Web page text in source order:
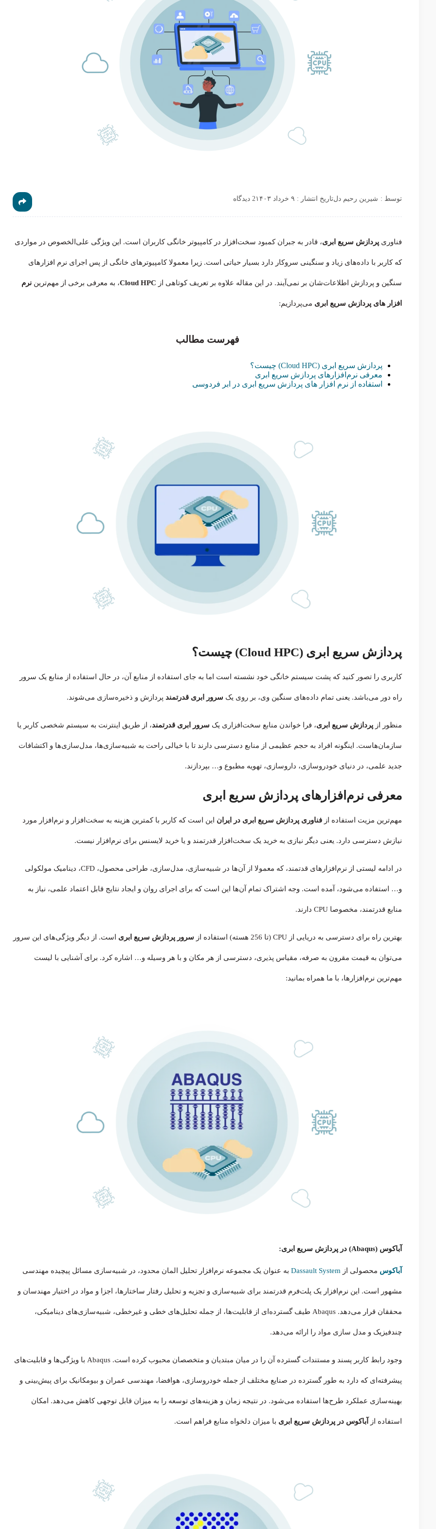
توسط : شیرین رحیم دلتاریخ انتشار : ۹ خرداد ۱۴۰۳ 2 دیدگاه
فناوری پردازش سریع ابری، قادر به جبران کمبود سخت‌افزار در کامپیوتر خانگی کاربران است. این ویژگی علی‌الخصوص در مواردی
که کاربر با داده‌های زیاد و سنگینی سروکار دارد بسیار حیاتی است. زیرا معمولا کامپیوترهای خانگی از پس اجرای نرم‌ افزارهای
سنگین و پردازش اطلاعات‌شان بر نمی‌آیند. در این مقاله علاوه بر تعریف کوتاهی از Cloud HPC، به معرفی برخی از مهم‌ترین نرم
افزار های پردازش سریع ابری می‌پردازیم:
فهرست مطالب
پردازش سریع ابری (Cloud HPC) چیست؟
معرفی نرم‌افزارهای پردازش سریع ابری
استفاده از نرم افزار های پردازش سریع ابری در ابر فردوسی
پردازش سریع ابری (Cloud HPC) چیست؟
کاربری را تصور کنید که پشت سیستم خانگی خود نشسته است اما به جای استفاده از منابع آن، در حال استفاده از منابع یک سرور
راه دور می‌باشد. یعنی تمام داده‌های سنگین وی، بر روی یک سرور ابری قدرتمند پردازش‌ و ذخیره‌سازی می‌شوند.
منظور از پردازش سریع ابری، فرا خواندن منابع سخت‌افزاری یک سرور ابری قدرتمند، از طریق اینترنت به سیستم شخصی کاربر یا
سازمان‌هاست. اینگونه افراد به حجم عظیمی از منابع دسترسی دارند تا با خیالی راحت به شبیه‌سازی‌ها، مدل‌سازی‌ها و اکتشافات
جدید علمی، در دنیای خودروسازی، داروسازی، تهویه مطبوع و… بپردازند.
معرفی نرم‌افزارهای پردازش سریع ابری
مهم‌ترین مزیت استفاده از فناوری پردازش سریع ابری در ایران این است که کاربر با کمترین هزینه به سخت‌افزار و نرم‌افزار مورد
نیازش دسترسی دارد. یعنی دیگر نیازی به خرید یک سخت‌افزار قدرتمند و یا خرید لایسنس برای نرم‌افزار نیست.
در ادامه لیستی از نرم‌افزارهای قدتمند، که معمولا از آن‌ها در شبیه‌سازی‌، مدل‌سازی، طراحی محصول، CFD، دینامیک مولکولی
و… استفاده می‌شود، آمده است. وجه اشتراک تمام آن‌ها این است که برای اجرای روان و ایجاد نتایج قابل اعتماد علمی، نیاز به
منابع قدرتمند، مخصوصا CPU دارند.
بهترین راه برای دسترسی به دریایی از CPU (تا 256 هسته) استفاده از سرور پردازش سریع ابری است. از دیگر ویژگی‌های این سرور
می‌توان به قیمت مقرون به صرفه، مقیاس پذیری، دسترسی از هر مکان و با هر وسیله و… اشاره کرد. برای آشنایی با لیست
مهم‌ترین نرم‌افزارها، با ما همراه بمانید:
آباکوس (Abaqus) در پردازش سریع ابری:
آباکوس محصولی از Dassault System به عنوان یک مجموعه نرم‌افزار تحلیل المان محدود، در شبیه‌سازی مسائل پیچیده مهندسی
مشهور است. این نرم‌افزار یک پلت‌فرم قدرتمند برای شبیه‌سازی و تجزیه و تحلیل رفتار ساختارها، اجزا و مواد در اختیار مهندسان و
محققان قرار می‌دهد. Abaqus طیف گسترده‌ای از قابلیت‌ها، از جمله تحلیل‌های خطی و غیرخطی، شبیه‌سازی‌های دینامیکی،
چندفیزیک و مدل سازی مواد را ارائه می‌دهد.
وجود رابط کاربر پسند و مستندات گسترده آن را در میان مبتدیان و متخصصان محبوب کرده است. Abaqus با ویژگی‌ها و قابلیت‌های
پیشرفته‌ای که دارد به طور گسترده در صنایع مختلف از جمله خودروسازی، هوافضا، مهندسی عمران و بیومکانیک برای پیش‌بینی و
بهینه‌سازی عملکرد طرح‌ها استفاده می‌شود. در نتیجه زمان و هزینه‌های توسعه را به میزان قابل توجهی کاهش می‌دهد. امکان
استفاده از آباکوس در پردازش سریع ابری با میزان دلخواه منابع فراهم است.